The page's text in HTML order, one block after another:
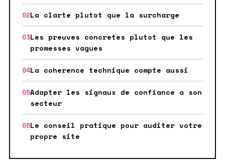
La clarte plutot que la surcharge
Les preuves concretes plutot que les
promesses vagues
La coherence technique compte aussi
Adapter les signaux de confiance a son
secteur
Le conseil pratique pour auditer votre
propre site